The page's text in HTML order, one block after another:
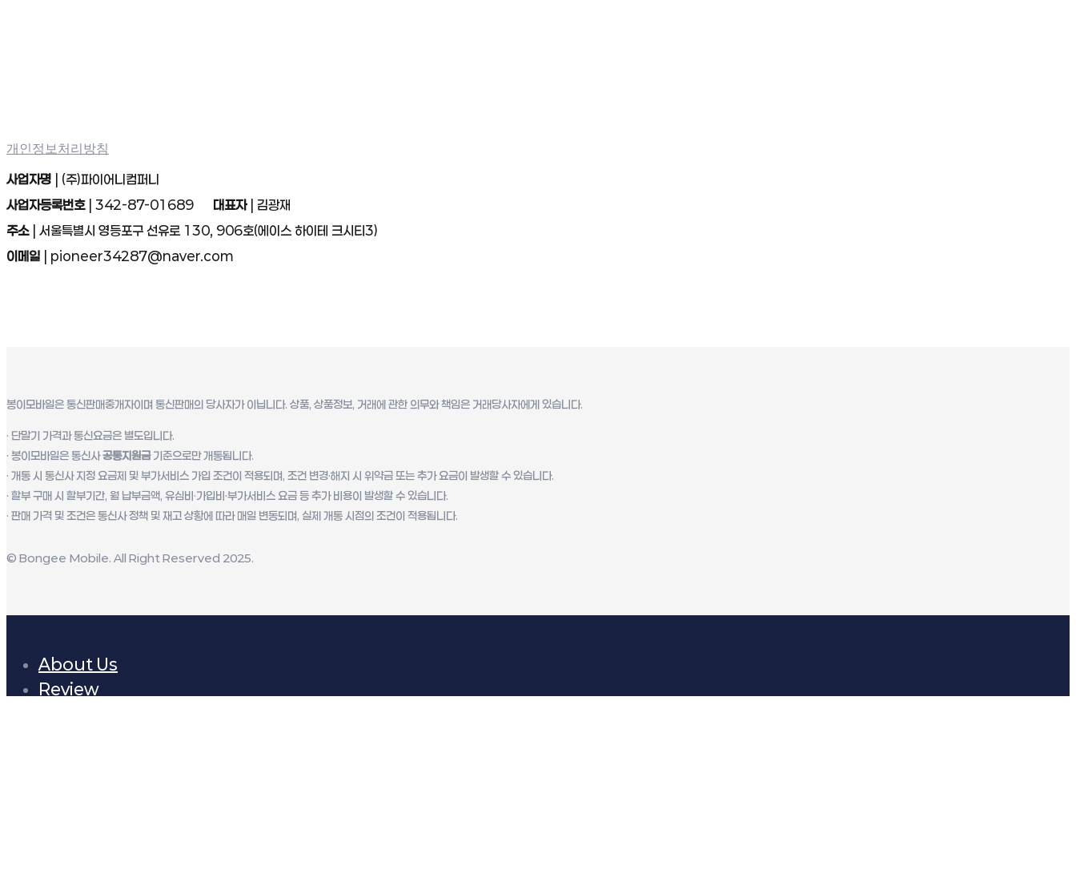
개인정보처리방침
사업자명 | (주)파이어니컴퍼니
사업자등록번호| 342-87-01689 대표자| 김광재
주소| 서울특별시 영등포구 선유로 130, 906호(에이스 하이테 크시티3)
이메일 | pioneer34287@naver.com
봉이모바일은 통신판매중개자이며 통신판매의 당사자가 이닙니다. 상품, 상품정보, 거래에 관한 의무와 책임은 거래당사자에게 있습니다.
· 단말기 가격과 통신요금은 별도입니다.
· 봉이모바일은 통신사공통지원금기준으로만 개통됩니다.
· 개통 시 통신사 지정 요금제 및 부가서비스 가입 조건이 적용되며, 조건 변경·해지 시 위약금 또는 추가 요금이 발생할 수 있습니다.
· 할부 구매 시 할부기간, 월 납부금액, 유심비·가입비·부가서비스 요금 등 추가 비용이 발생할 수 있습니다.
· 판매 가격 및 조건은 통신사 정책 및 재고 상황에 따라 매일 변동되며, 실제 개통 시점의 조건이 적용됩니다.
© Bongee Mobile. All Right Reserved 2025.
About Us
Review